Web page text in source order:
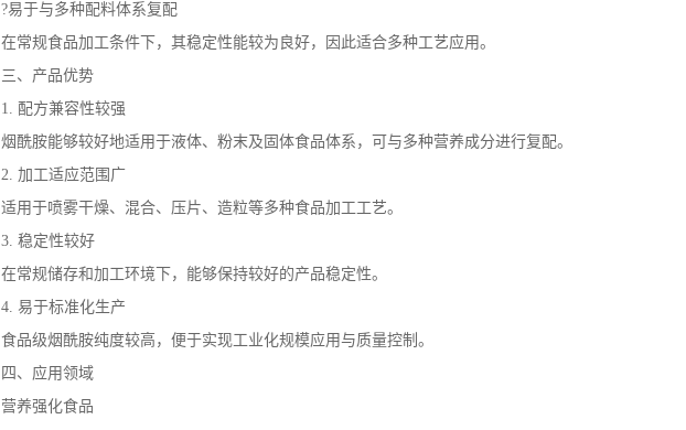
?易于与多种配料体系复配
在常规食品加工条件下，其稳定性能较为良好，因此适合多种工艺应用。
三、产品优势
1. 配方兼容性较强
烟酰胺能够较好地适用于液体、粉末及固体食品体系，可与多种营养成分进行复配。
2. 加工适应范围广
适用于喷雾干燥、混合、压片、造粒等多种食品加工工艺。
3. 稳定性较好
在常规储存和加工环境下，能够保持较好的产品稳定性。
4. 易于标准化生产
食品级烟酰胺纯度较高，便于实现工业化规模应用与质量控制。
四、应用领域
营养强化食品